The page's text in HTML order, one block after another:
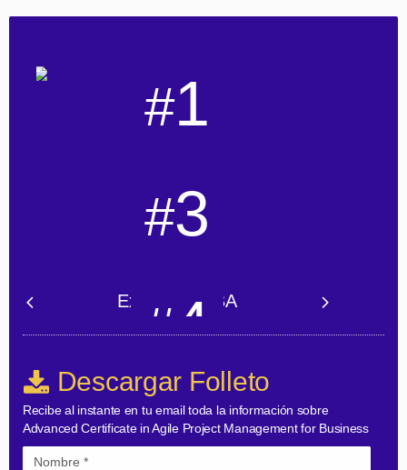
#1
Master
in Finance
(FT 2025)
#3
Executive MBA
(FT 2025)
#4
Europe
European
Business School
#7
Descargar Folleto
Recibe al instante en tu email toda la información sobre
Advanced Certificate in Agile Project Management for Business